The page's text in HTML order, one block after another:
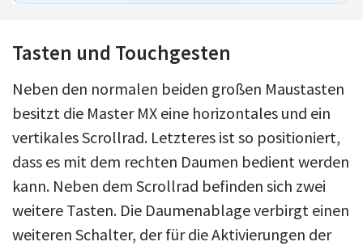
Tasten und Touchgesten
Neben den normalen beiden großen Maustasten
besitzt die Master MX eine horizontales und ein
vertikales Scrollrad. Letzteres ist so positioniert,
dass es mit dem rechten Daumen bedient werden
kann. Neben dem Scrollrad befinden sich zwei
weitere Tasten. Die Daumenablage verbirgt einen
weiteren Schalter, der für die Aktivierungen der